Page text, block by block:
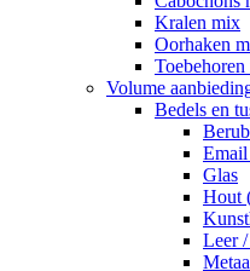
Kralen mix
Oorhaken
Volume
Bedels en
Glas
Hout
Leer